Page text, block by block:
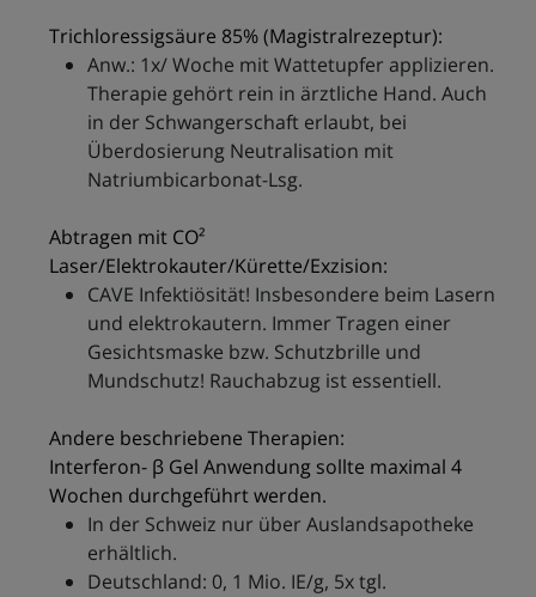
Trichloressigsäure 85% (Magistralrezeptur):
Anw.: 1x/ Woche mit Wattetupfer applizieren.
Therapie gehört rein in ärztliche Hand. Auch
in der Schwangerschaft erlaubt, bei
Überdosierung Neutralisation mit
Natriumbicarbonat-Lsg.
Abtragen mit CO²
Laser/Elektrokauter/Kürette/Exzision:
CAVE Infektiösität! Insbesondere beim Lasern
und elektrokautern. Immer Tragen einer
Gesichtsmaske bzw. Schutzbrille und
Mundschutz! Rauchabzug ist essentiell.
Andere beschriebene Therapien:
Interferon- β Gel Anwendung sollte maximal 4
Wochen durchgeführt werden.
In der Schweiz nur über Auslandsapotheke
erhältlich.
Deutschland: 0, 1 Mio. IE/g, 5x tgl.